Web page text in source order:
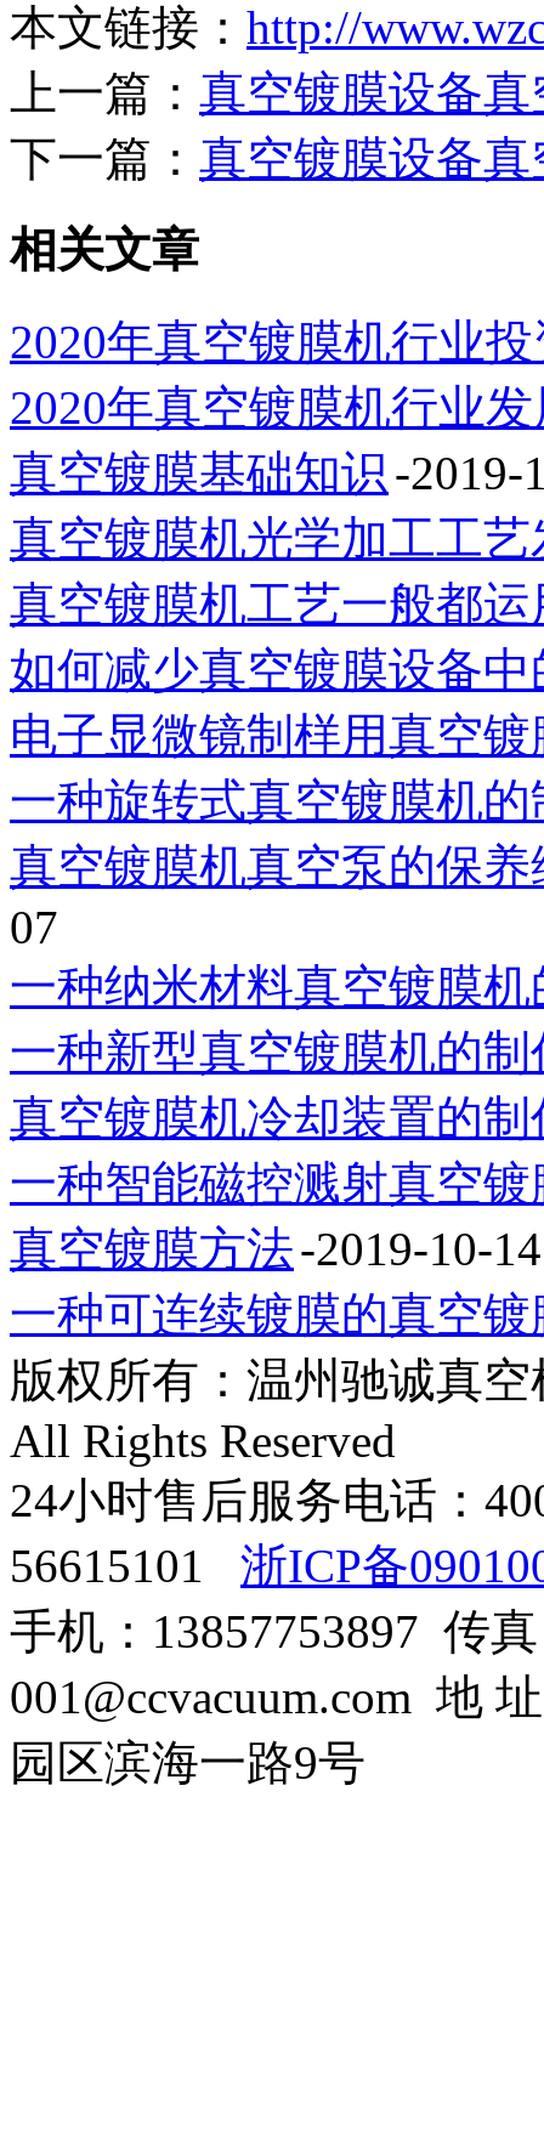
本文链接： http://
上一篇： 真空镀膜设备
下一篇： 真空镀膜设备
相关文章
2020年真空镀膜机行业
2020年真空镀膜机行业
真空镀膜基础知识 -2019-
真空镀膜机光学加工工
真空镀膜机工艺一般都
如何减少真空镀膜设备
电子显微镜制样用真空
一种旋转式真空镀膜机
真空镀膜机真空泵的保
07
一种纳米材料真空镀膜
一种新型真空镀膜机的制
真空镀膜机冷却装置的制
一种智能磁控溅射真空
真空镀膜方法-2019-10-14
一种可连续镀膜的真空
版权所有：温州驰诚真
All Rights Reserved
24小时售后服务电话：
56615101 浙ICP备
手机：13857753897 传
001@ccvacuum.com 地
园区滨海一路9号